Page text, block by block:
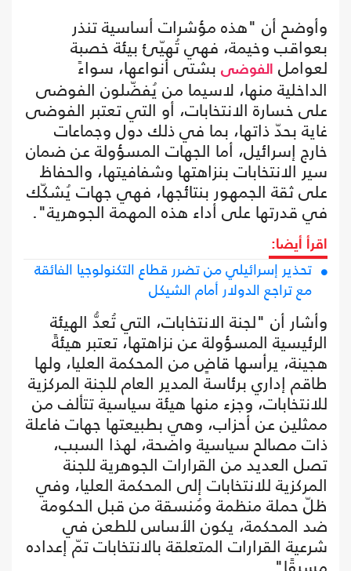
وأوضح أن "هذه مؤشرات أساسية تنذر
بعواقب وخيمة، فهي تُهيّئ بيئة خصبة
لعوامل الفوضى بشتى أنواعها، سواءً
الداخلية منها، لاسيما من يُفضّلون الفوضى
على خسارة الانتخابات، أو التي تعتبر الفوضى
غاية بحدّ ذاتها، بما في ذلك دول وجماعات
خارج إسرائيل، أما الجهات المسؤولة عن ضمان
سير الانتخابات بنزاهتها وشفافيتها، والحفاظ
على ثقة الجمهور بنتائجها، فهي جهات يُشكّك
في قدرتها على أداء هذه المهمة الجوهرية".
اقرأ أيضا:
تحذير إسرائيلي من تضرر قطاع التكنولوجيا الفائقة
مع تراجع الدولار أمام الشيكل
وأشار أن "لجنة الانتخابات، التي تُعدُّ الهيئة
الرئيسية المسؤولة عن نزاهتها، تعتبر هيئةً
هجينة، يرأسها قاضٍ من المحكمة العليا، ولها
طاقم إداري برئاسة المدير العام للجنة المركزية
للانتخابات، وجزء منها هيئة سياسية تتألف من
ممثلين عن أحزاب، وهي بطبيعتها جهات فاعلة
ذات مصالح سياسية واضحة، لهذا السبب،
تصل العديد من القرارات الجوهرية للجنة
المركزية للانتخابات إلى المحكمة العليا، وفي
ظلّ حملة منظمة ومُنسقة من قبل الحكومة
ضد المحكمة، يكون الأساس للطعن في
شرعية القرارات المتعلقة بالانتخابات تمّ إعداده